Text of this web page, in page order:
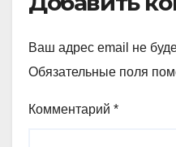
Ваш адрес email не
Обязательные поля
Комментарий *